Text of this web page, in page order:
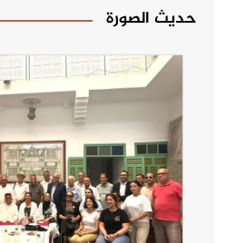
حديث الصورة